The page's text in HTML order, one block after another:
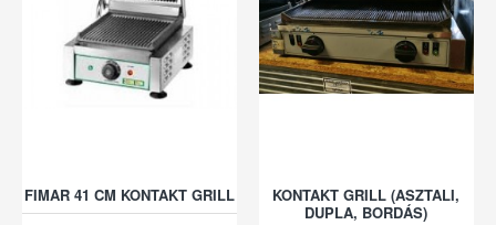
FIMAR 41 CM KONTAKT GRILL
KONTAKT GRILL (ASZTALI,
DUPLA, BORDÁS)